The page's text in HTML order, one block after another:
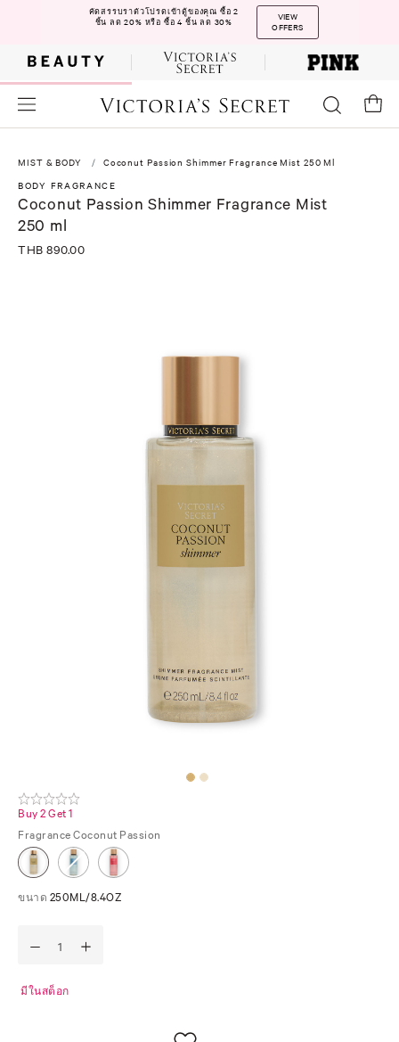
คัดสรรบราตัวโปรดเข้าตู้ของคุณ ซื้อ 2
ชิ้น ลด 20% หรือ ซื้อ 4 ชิ้น ลด 30%
VIEW
OFFERS
MIST & BODY
Coconut Passion Shimmer Fragrance Mist 250 Ml
BODY FRAGRANCE
Coconut Passion Shimmer Fragrance Mist
250 ml
THB 890.00
Buy 2 Get 1
Fragrance Coconut Passion
ขนาด 250ML/8.4OZ
มีในสต็อก